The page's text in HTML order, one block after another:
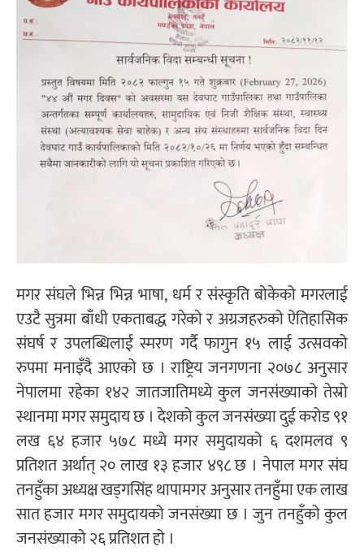
मगर संघले भिन्न भिन्न भाषा, धर्म र संस्कृति बोकेको मगरलाई
एउटै सुत्रमा बाँधी एकताबद्ध गरेको र अग्रजहरुको ऐतिहासिक
संघर्ष र उपलब्धिलाई स्मरण गर्दै फागुन १५ लाई उत्सवको
रुपमा मनाइँदै आएको छ । राष्ट्रिय जनगणना २०७८ अनुसार
नेपालमा रहेका १४२ जातजातिमध्ये कुल जनसंख्याको तेस्रो
स्थानमा मगर समुदाय छ । देशको कुल जनसंख्या दुई करोड ९१
लख ६४ हजार ५७८ मध्ये मगर समुदायको ६ दशमलव ९
प्रतिशत अर्थात् २० लाख १३ हजार ४९८ छ । नेपाल मगर संघ
तनहुँका अध्यक्ष खड्गसिंह थापामगर अनुसार तनहुँमा एक लाख
सात हजार मगर समुदायको जनसंख्या छ । जुन तनहुँको कुल
जनसंख्याको २६ प्रतिशत हो ।